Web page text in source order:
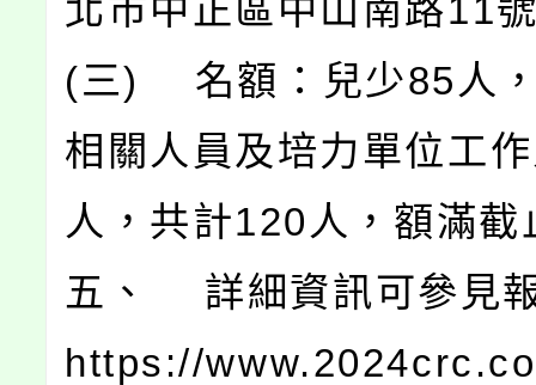
北市中正區中山南路11
(三) 名額：兒少85人
相關人員及培力單位工
人，共計120人，額滿截
五、 詳細資訊可參見
https://